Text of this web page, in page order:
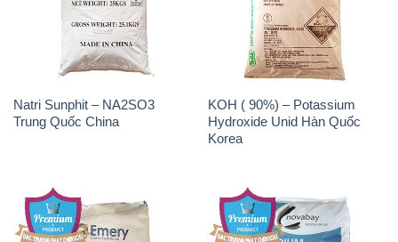
Natri Sunphit – NA2SO3
Trung Quốc China
KOH ( 90%) – Potassium
Hydroxide Unid Hàn Quốc
Korea